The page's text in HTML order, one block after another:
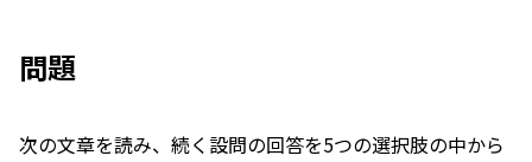
問題
次の文章を読み、続く設問の回答を5つの選択肢の中から